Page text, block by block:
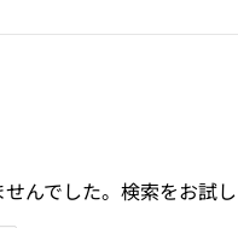
んでした。検索をお試し